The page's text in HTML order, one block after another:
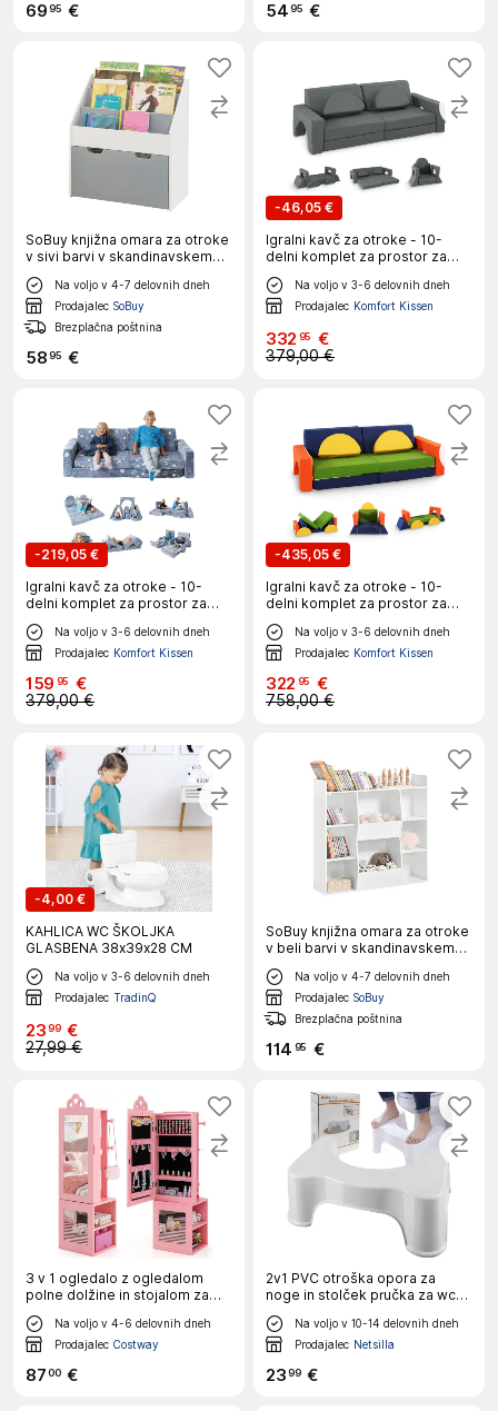
6995 € 5495 €
SoBuy knjižna omara za otroke
v sivi barvi v skandinavskem
slogu
Na voljo v 4-7 delovnih dneh
Prodajalec SoBuy
Brezplačna poštnina
5895 €
-46,05 €
Igralni kavč za otroke - 10-
delni komplet za prostor za
spanje in igro
Na voljo v 3-6 delovnih dneh
Prodajalec Komfort Kissen
332 95 €
379,00 €
-219,05 €
Igralni kavč za otroke - 10-
delni komplet za prostor za
spanje in igro
Na voljo v 3-6 delovnih dneh
Prodajalec Komfort Kissen
159 95 €
379,00 €
-435,05 €
Igralni kavč za otroke - 10-
delni komplet za prostor za
spanje in igro
Na voljo v 3-6 delovnih dneh
Prodajalec Komfort Kissen
322 95 €
758,00 €
-4,00 €
KAHLICA WC ŠKOLJKA
GLASBENA 38x39x28 CM
Na voljo v 3-6 delovnih dneh
Prodajalec TradinQ
2399 €
27,99 €
SoBuy knjižna omara za otroke
v beli barvi v skandinavskem
slogu
Na voljo v 4-7 delovnih dneh
Prodajalec SoBuy
Brezplačna poštnina
114 95 €
3 v 1 ogledalo z ogledalom
polne dolžine in stojalom za
oblačila Otroška omarica za
nakit Roza
Na voljo v 4-6 delovnih dneh
Prodajalec Costway
8700 €
2v1 PVC otroška opora za
noge in stolček pručka za wc
bela
Na voljo v 10-14 delovnih dneh
Prodajalec Netsilla
2399 €